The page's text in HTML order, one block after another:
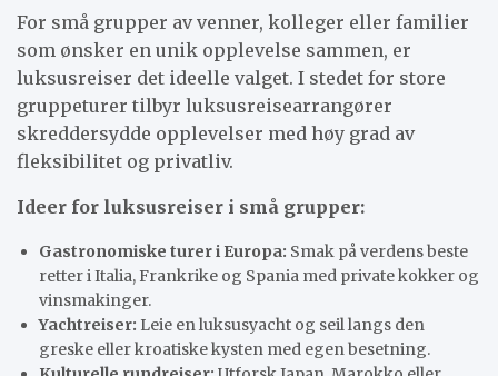
For små grupper av venner, kolleger eller familier
som ønsker en unik opplevelse sammen, er
luksusreiser det ideelle valget. I stedet for store
gruppeturer tilbyr luksusreisearrangører
skreddersydde opplevelser med høy grad av
fleksibilitet og privatliv.
Ideer for luksusreiser i små grupper:
Gastronomiske turer i Europa: Smak på verdens beste
retter i Italia, Frankrike og Spania med private kokker og
vinsmakinger.
Yachtreiser: Leie en luksusyacht og seil langs den
greske eller kroatiske kysten med egen besetning.